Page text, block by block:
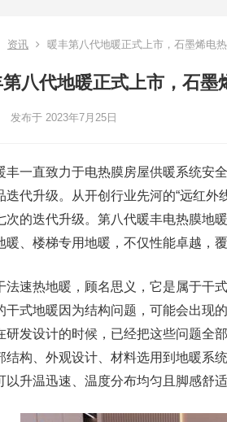
资讯 暖丰第八代地暖正式上市，石墨烯电
八代地暖正式上市，石墨
发布于 2023年7月25日
直致力于电热膜房屋供暖系统安全
迭代升级。从开创行业先河的“远红
次的迭代升级。第八代暖丰电热膜地
暖、楼梯专用地暖，不仅性能卓越，
热地暖，顾名思义，它是属于干式
干式地暖因为结构问题，可能会出现
研发设计的时候，已经把这些问题全
结构、外观设计、材料选用到地暖系
以升温迅速、温度分布均匀且脚感舒